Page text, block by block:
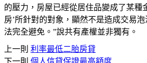
的壓力，房屋已經從居住品變成了某種
房’所針對的對象，顯然不是造成交易
法完全避免。”說共有產權並非獨有。
上一則 利率最低二胎房貸
下一則 個人信貸保證最高額度